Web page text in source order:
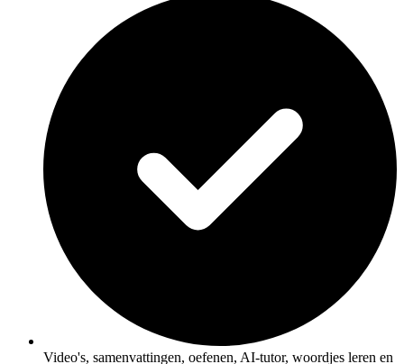
Video's, samenvattingen, oefenen, AI-tutor, woordjes leren en